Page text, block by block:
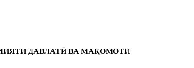
ДАВЛАТӢ ВА МАҚОМОТИ